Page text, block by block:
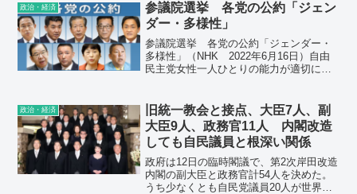
政治・経済
参議院選挙 各党の公約「ジェン
ダー・多様性」
参議院選挙 各党の公約「ジェンダー・
多様性」（NHK 2022年6月16日）自由
民主党女性一人ひとりの能力が適切に評
基づき、男女間賃金格差の是正など女性
の経済的自立を強...
政治・経済
旧統一教会と接点、大臣7人、副
大臣9人、政務官11人 内閣改造
しても自民議員と根深い関係
政府は12日の臨時閣議で、第2次岸田改造
内閣の副大臣と政務官計54人を決めた。
うち少なくとも自民党議員20人が世界平